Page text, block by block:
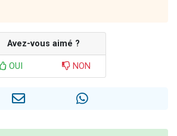
Avez-vous aimé ?
OUI NON